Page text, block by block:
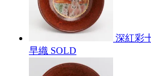
深紅彩
早織 SOLD